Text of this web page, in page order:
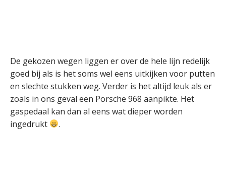
De gekozen wegen liggen er over de hele lijn redelijk
goed bij als is het soms wel eens uitkijken voor putten
en slechte stukken weg. Verder is het altijd leuk als er
zoals in ons geval een Porsche 968 aanpikte. Het
gaspedaal kan dan al eens wat dieper worden
ingedrukt
.